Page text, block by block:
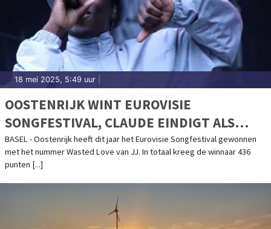
18 mei 2025, 5:49 uur
OOSTENRIJK WINT EUROVISIE
SONGFESTIVAL, CLAUDE EINDIGT ALS
TWAALFDE
BASEL - Oostenrijk heeft dit jaar het Eurovisie Songfestival gewonnen
met het nummer Wasted Love van JJ. In totaal kreeg de winnaar 436
punten [...]